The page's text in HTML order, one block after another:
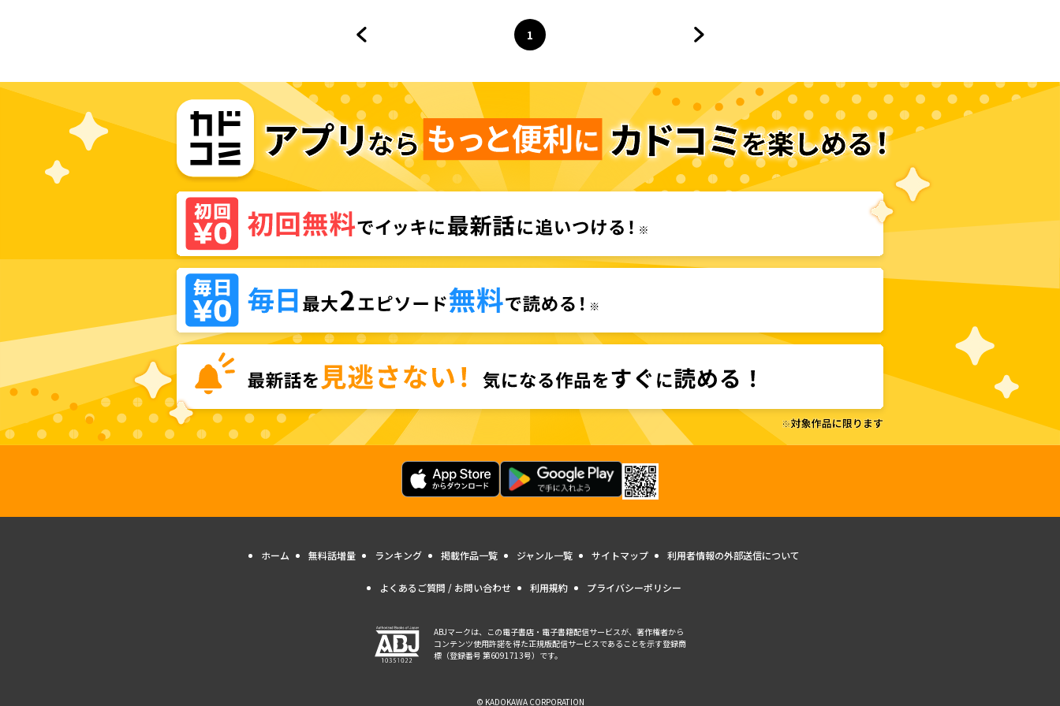
ページ
1
へ
ホーム 無料話増量 ランキング 掲載作品一覧 ジャンル一覧 サイトマップ 利用者情報の外部送信について
よくあるご質問 / お問い合わせ 利用規約 プライバシーポリシー
ABJマークは、この電子書店・電子書籍配信サービスが、著作権者から
コンテンツ使用許諾を得た正規版配信サービスであることを示す登録商
標（登録番号 第6091713号）です。
© KADOKAWA CORPORATION